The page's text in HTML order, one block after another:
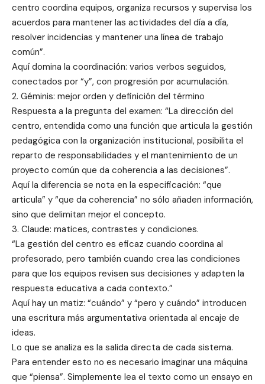
centro coordina equipos, organiza recursos y supervisa los
acuerdos para mantener las actividades del día a día,
resolver incidencias y mantener una línea de trabajo
común”.
Aquí domina la coordinación: varios verbos seguidos,
conectados por “y”, con progresión por acumulación.
2. Géminis: mejor orden y definición del término
Respuesta a la pregunta del examen: “La dirección del
centro, entendida como una función que articula la gestión
pedagógica con la organización institucional, posibilita el
reparto de responsabilidades y el mantenimiento de un
proyecto común que da coherencia a las decisiones”.
Aquí la diferencia se nota en la especificación: “que
articula” y “que da coherencia” no sólo añaden información,
sino que delimitan mejor el concepto.
3. Claude: matices, contrastes y condiciones.
“La gestión del centro es eficaz cuando coordina al
profesorado, pero también cuando crea las condiciones
para que los equipos revisen sus decisiones y adapten la
respuesta educativa a cada contexto.”
Aquí hay un matiz: “cuándo” y “pero y cuándo” introducen
una escritura más argumentativa orientada al encaje de
ideas.
Lo que se analiza es la salida directa de cada sistema.
Para entender esto no es necesario imaginar una máquina
que “piensa”. Simplemente lea el texto como un ensayo en